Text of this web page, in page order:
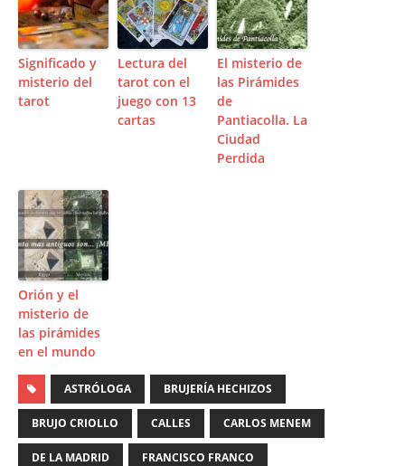
Significado y
misterio del
tarot
Lectura del
tarot con el
juego con 13
cartas
El misterio de
las Pirámides
de
Pantiacolla. La
Ciudad
Perdida
Orión y el
misterio de
las pirámides
en el mundo
ASTRÓLOGA BRUJERÍA HECHIZOS
BRUJO CRIOLLO CALLES CARLOS MENEM
DE LA MADRID FRANCISCO FRANCO